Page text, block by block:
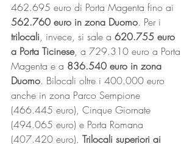
462.695 euro di Porta Magenta fino ai
562.760 euro in zona Duomo. Per i
trilocali, invece, si sale a 620.755 euro
a Porta Ticinese, a 729.310 euro a Porta
Magenta e a 836.540 euro in zona
Duomo. Bilocali oltre i 400.000 euro
anche in zona Parco Sempione
(466.445 euro), Cinque Giornate
(494.065 euro) e Porta Romana
(407.420 euro). Trilocali superiori ai